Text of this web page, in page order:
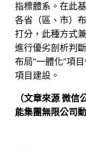
指標體系。在此
各省（區、市）
打分，此種方式
進行優劣剖析判
布局“一體化”項
項目建設。
（文章來源 微
能集團無限公司